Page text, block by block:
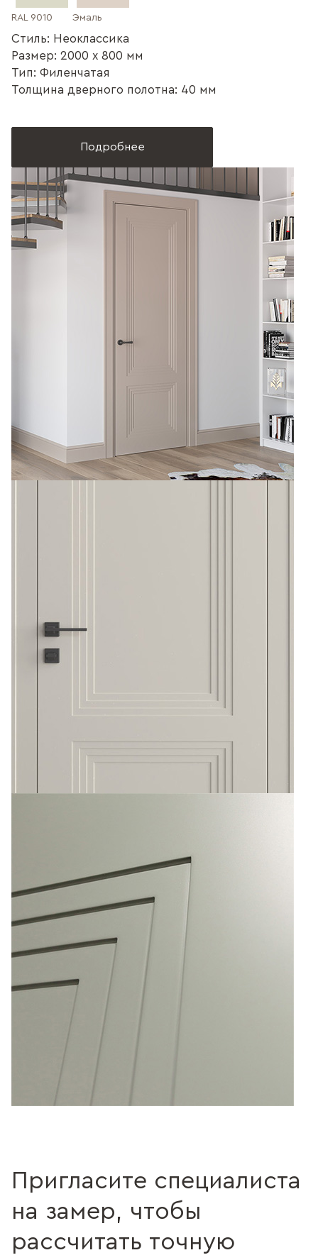
RAL 9010 Эмаль
Стиль: Неоклассика
Размер: 2000 x 800 мм
Тип: Филенчатая
Толщина дверного полотна: 40 мм
Подробнее
Пригласите специалиста
на замер, чтобы
рассчитать точную